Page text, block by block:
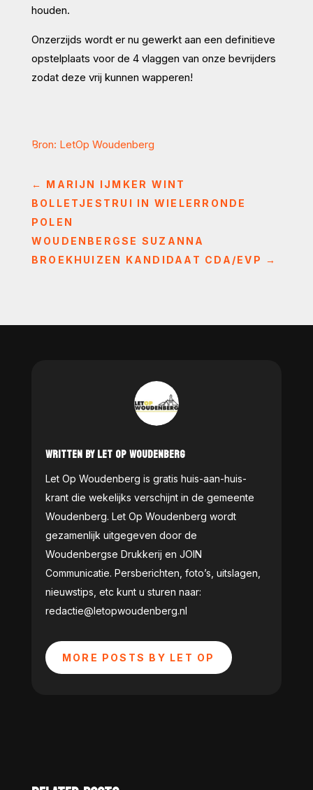
houden.
Onzerzijds wordt er nu gewerkt aan een definitieve
opstelplaats voor de 4 vlaggen van onze bevrijders
zodat deze vrij kunnen wapperen!
Bron: LetOp Woudenberg
← MARIJN IJMKER WINT
BOLLETJESTRUI IN WIELERRONDE
POLEN
WOUDENBERGSE SUZANNA
BROEKHUIZEN KANDIDAAT CDA/EVP →
WRITTEN BY LET OP WOUDENBERG
Let Op Woudenberg is gratis huis-aan-huis-
krant die wekelijks verschijnt in de gemeente
Woudenberg. Let Op Woudenberg wordt
gezamenlijk uitgegeven door de
Woudenbergse Drukkerij en JOIN
Communicatie. Persberichten, foto’s, uitslagen,
nieuwstips, etc kunt u sturen naar:
redactie@letopwoudenberg.nl
MORE POSTS BY LET OP